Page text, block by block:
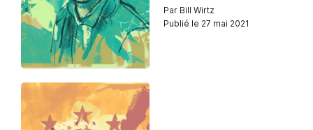
Par Bill Wirtz
Publié le 27 mai 2021